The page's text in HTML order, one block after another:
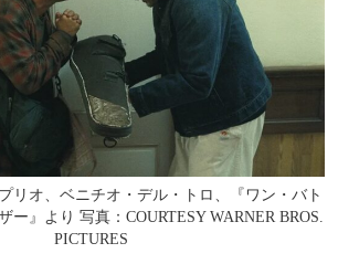
リオ、ベニチオ・デル・トロ、『ワン・バト
ー』より 写真：COURTESY WARNER BROS.
PICTURES